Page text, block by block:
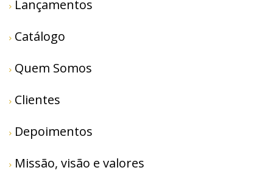
Lançamentos
Catálogo
Quem Somos
Clientes
Depoimentos
Missão, visão e valores